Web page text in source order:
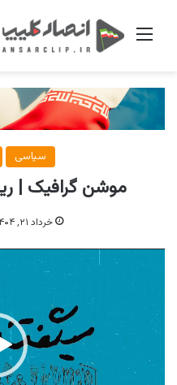
منو
سیاسی
موشن گرافیک |
خرداد ۲۱, ۱۴۰۴
نمایشگر